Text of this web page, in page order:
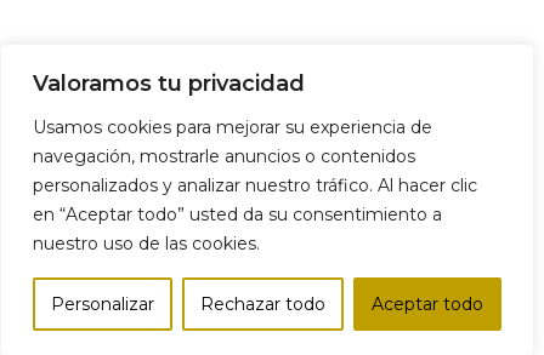
Valoramos tu privacidad
Usamos cookies para mejorar su experiencia de
navegación, mostrarle anuncios o contenidos
personalizados y analizar nuestro tráfico. Al hacer clic
en “Aceptar todo” usted da su consentimiento a
nuestro uso de las cookies.
Personalizar Rechazar todo Aceptar todo